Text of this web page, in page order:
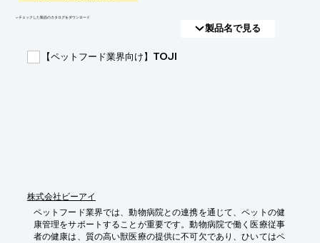
​▼チェックした製品のカタログをダウンロード
製品名で見る
【ペットフード業界向け】TOJI
株式会社ビーアイ
ペットフード業界では、動物病院との連携を通じて、ペットの健
康管理をサポートすることが重要です。動物病院で働く医療従事
者の健康は、質の高い獣医療の提供に不可欠であり、ひいてはペ